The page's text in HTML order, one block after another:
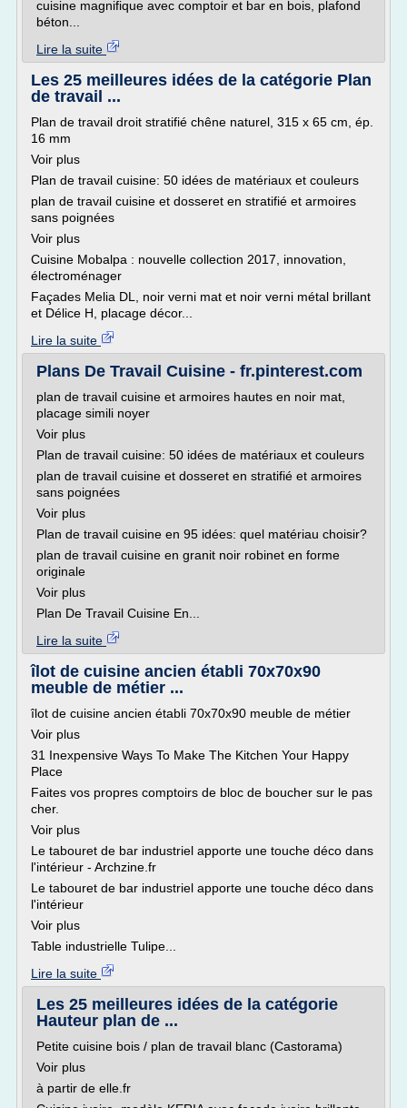
cuisine magnifique avec comptoir et bar en bois, plafond
béton...
Lire la suite
Les 25 meilleures idées de la catégorie Plan
de travail ...
Plan de travail droit stratifié chêne naturel, 315 x 65 cm, ép.
16 mm
Voir plus
Plan de travail cuisine: 50 idées de matériaux et couleurs
plan de travail cuisine et dosseret en stratifié et armoires
sans poignées
Voir plus
Cuisine Mobalpa : nouvelle collection 2017, innovation,
électroménager
Façades Melia DL, noir verni mat et noir verni métal brillant
et Délice H, placage décor...
Lire la suite
Plans De Travail Cuisine - fr.pinterest.com
plan de travail cuisine et armoires hautes en noir mat,
placage simili noyer
Voir plus
Plan de travail cuisine: 50 idées de matériaux et couleurs
plan de travail cuisine et dosseret en stratifié et armoires
sans poignées
Voir plus
Plan de travail cuisine en 95 idées: quel matériau choisir?
plan de travail cuisine en granit noir robinet en forme
originale
Voir plus
Plan De Travail Cuisine En...
Lire la suite
îlot de cuisine ancien établi 70x70x90
meuble de métier ...
îlot de cuisine ancien établi 70x70x90 meuble de métier
Voir plus
31 Inexpensive Ways To Make The Kitchen Your Happy
Place
Faites vos propres comptoirs de bloc de boucher sur le pas
cher.
Voir plus
Le tabouret de bar industriel apporte une touche déco dans
l'intérieur - Archzine.fr
Le tabouret de bar industriel apporte une touche déco dans
l'intérieur
Voir plus
Table industrielle Tulipe...
Lire la suite
Les 25 meilleures idées de la catégorie
Hauteur plan de ...
Petite cuisine bois / plan de travail blanc (Castorama)
Voir plus
à partir de elle.fr